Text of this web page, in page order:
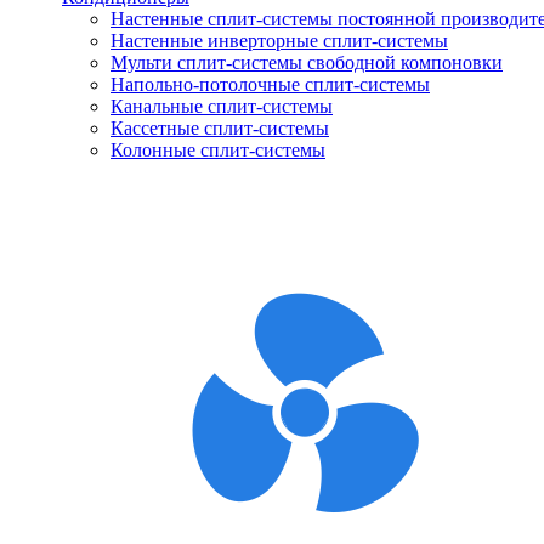
Настенные сплит-системы постоянной
Настенные инверторные сплит-системы
Мульти сплит-системы свободной компоновки
Напольно-потолочные сплит-системы
Канальные сплит-системы
Кассетные сплит-системы
Колонные сплит-системы